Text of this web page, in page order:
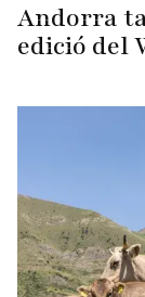
Andorra
edició del